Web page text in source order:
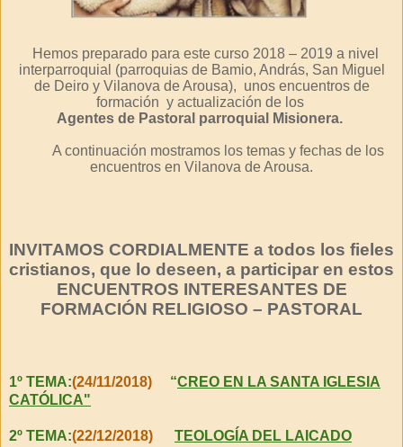
Hemos preparado para este curso 2018 – 2019 a nivel
interparroquial (parroquias de Bamio, András, San Miguel
de Deiro y Vilanova de Arousa), unos encuentros de
formación y actualización de los
Agentes de Pastoral parroquial Misionera.
A continuación mostramos los temas y fechas de los
encuentros en Vilanova de Arousa.
INVITAMOS CORDIALMENTE a todos los fieles
cristianos, que lo deseen, a participar en estos
ENCUENTROS INTERESANTES DE
FORMACIÓN RELIGIOSO – PASTORAL
1º TEMA:(24/11/2018) “CREO EN LA SANTA IGLESIA
CATÓLICA"
2º TEMA:(22/12/2018) TEOLOGÍA DEL LAICADO